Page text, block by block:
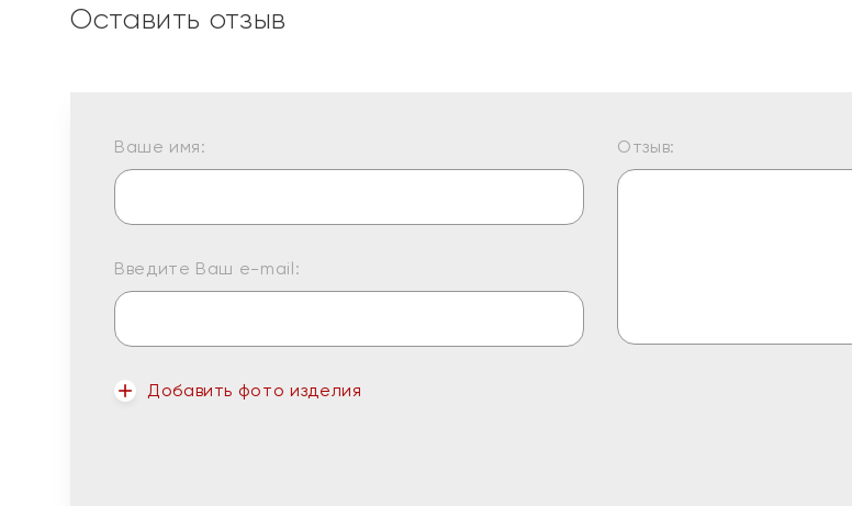
Оставить отзыв
Ваше имя:
Введите Ваш e-mail:
Добавить фото изделия
Отзыв: